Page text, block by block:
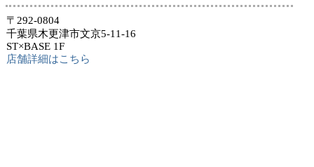
〒292-0804
千葉県木更津市文京5-11-16
ST×BASE 1F
店舗詳細はこちら